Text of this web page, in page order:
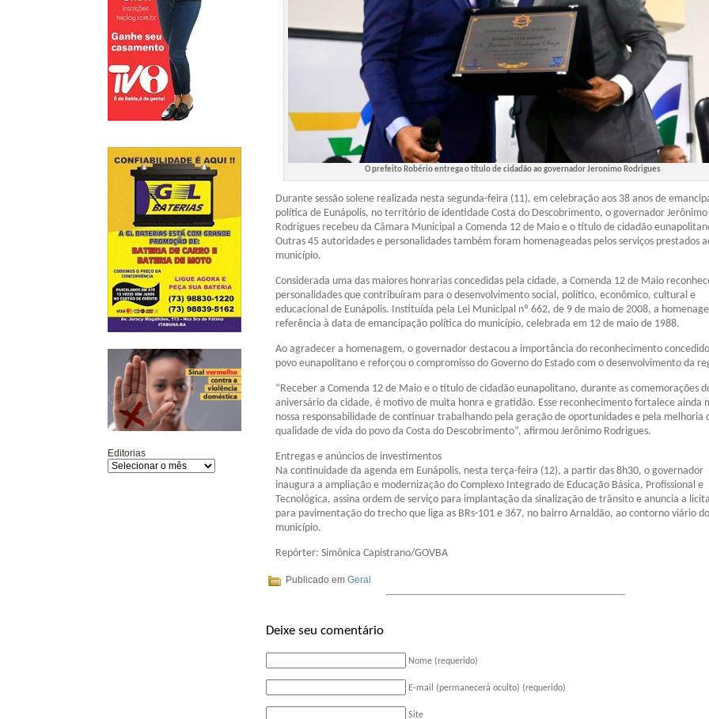
Editorias
O prefeito Robério entrega o título de cidadão ao governador Jeronimo Rodrigues
Durante sessão solene realizada nesta segunda-feira (11), em celebração aos 38 anos de
política de Eunápolis, no território de identidade Costa do Descobrimento, o governador Jerônimo
Rodrigues recebeu da Câmara Municipal a Comenda 12 de Maio e o título de cidadão
Outras 45 autoridades e personalidades também foram homenageadas pelos serviços prestados
município.
Considerada uma das maiores honrarias concedidas pela cidade, a Comenda 12 de Maio
personalidades que contribuíram para o desenvolvimento social, político, econômico, cultural e
educacional de Eunápolis. Instituída pela Lei Municipal nº 662, de 9 de maio de 2008, a
referência à data de emancipação política do município, celebrada em 12 de maio de 1988.
Ao agradecer a homenagem, o governador destacou a importância do reconhecimento
povo eunapolitano e reforçou o compromisso do Governo do Estado com o desenvolvimento da
“Receber a Comenda 12 de Maio e o título de cidadão eunapolitano, durante as comemorações
aniversário da cidade, é motivo de muita honra e gratidão. Esse reconhecimento fortalece ainda
nossa responsabilidade de continuar trabalhando pela geração de oportunidades e pela melhoria
qualidade de vida do povo da Costa do Descobrimento”, afirmou Jerônimo Rodrigues.
Entregas e anúncios de investimentos
Na continuidade da agenda em Eunápolis, nesta terça-feira (12), a partir das 8h30, o governador
inaugura a ampliação e modernização do Complexo Integrado de Educação Básica, Profissional e
Tecnológica, assina ordem de serviço para implantação da sinalização de trânsito e anuncia a
para pavimentação do trecho que liga as BRs-101 e 367, no bairro Arnaldão, ao contorno viário do
município.
Repórter: Simônica Capistrano/GOVBA
Publicado em Geral
Deixe seu comentário
Nome (requerido)
E-mail (permanecerá oculto) (requerido)
Site